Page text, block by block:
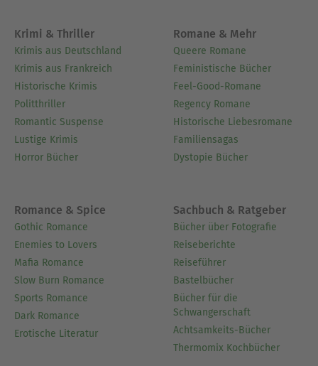
Krimi & Thriller
Krimis aus Deutschland
Krimis aus Frankreich
Historische Krimis
Politthriller
Romantic Suspense
Lustige Krimis
Horror Bücher
Romane & Mehr
Queere Romane
Feministische Bücher
Feel-Good-Romane
Regency Romane
Historische Liebesromane
Familiensagas
Dystopie Bücher
Romance & Spice
Gothic Romance
Enemies to Lovers
Mafia Romance
Slow Burn Romance
Sports Romance
Dark Romance
Erotische Literatur
Sachbuch & Ratgeber
Bücher über Fotografie
Reiseberichte
Reiseführer
Bastelbücher
Bücher für die
Schwangerschaft
Achtsamkeits-Bücher
Thermomix Kochbücher